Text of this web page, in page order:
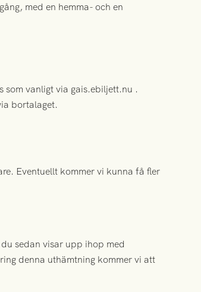
med en hemma- och en
vanligt via gais.ebiljett.nu .
bortalaget.
Eventuellt kommer vi kunna få fler
sedan visar upp ihop med
denna uthämtning kommer vi att